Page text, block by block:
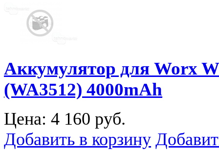
Аккумулятор для Worx
(WA3512) 4000mAh
Цена: 4 160 руб.
Добавить в корзину